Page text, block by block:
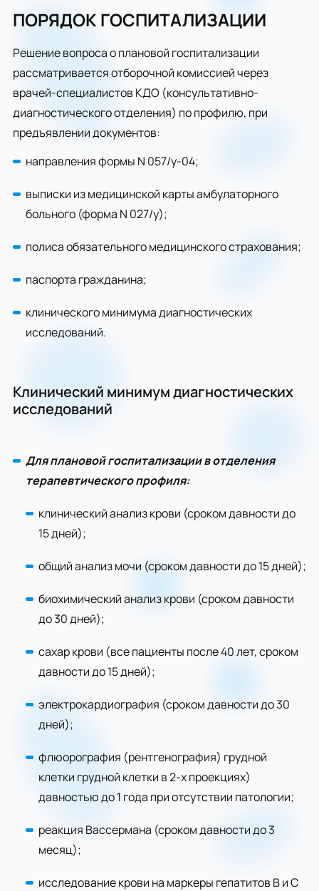
ПОРЯДОК ГОСПИТАЛИЗАЦИИ
Решение вопроса о плановой госпитализации
рассматривается отборочной комиссией через
врачей-специалистов КДО (консультативно-
диагностического отделения) по профилю, при
предъявлении документов:
направления формы N 057/у-04;
выписки из медицинской карты амбулаторного
больного (форма N 027/у);
полиса обязательного медицинского страхования;
паспорта гражданина;
клинического минимума диагностических
исследований.
Клинический минимум диагностических
исследований
Для плановой госпитализации в отделения
терапевтического профиля:
клинический анализ крови (сроком давности до
15 дней);
общий анализ мочи (сроком давности до 15 дней);
биохимический анализ крови (сроком давности
до 30 дней);
сахар крови (все пациенты после 40 лет, сроком
давности до 15 дней);
электрокардиография (сроком давности до 30
дней);
флюорография (рентгенография) грудной
клетки грудной клетки в 2-х проекциях)
давностью до 1 года при отсутствии патологии;
реакция Вассермана (сроком давности до 3
месяц);
исследование крови на маркеры гепатитов В и С